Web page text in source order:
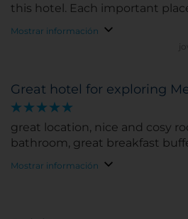
this hotel. Each important
Mostrar información
Great hotel for exploring
great location, nice and cosy
bathroom, great breakfast
Mostrar información